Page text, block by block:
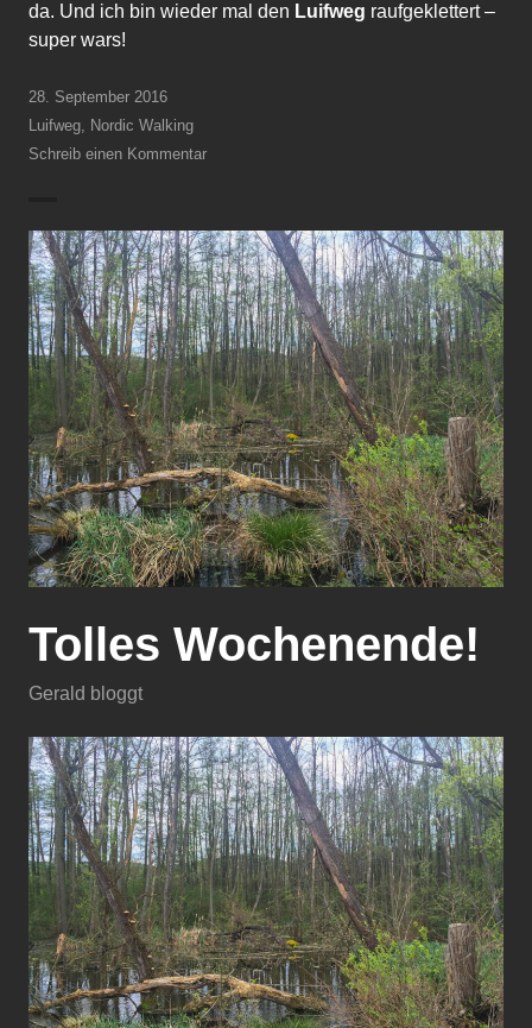
da. Und ich bin wieder mal den Luifweg raufgeklettert –
super wars!
28. September 2016
Luifweg, Nordic Walking
Schreib einen Kommentar
Tolles Wochenende!
Gerald bloggt